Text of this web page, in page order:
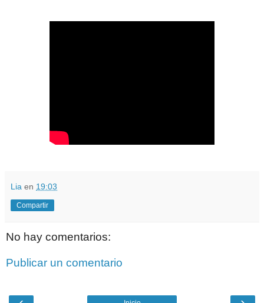
Lia en 19:03
Compartir
No hay comentarios:
Publicar un comentario